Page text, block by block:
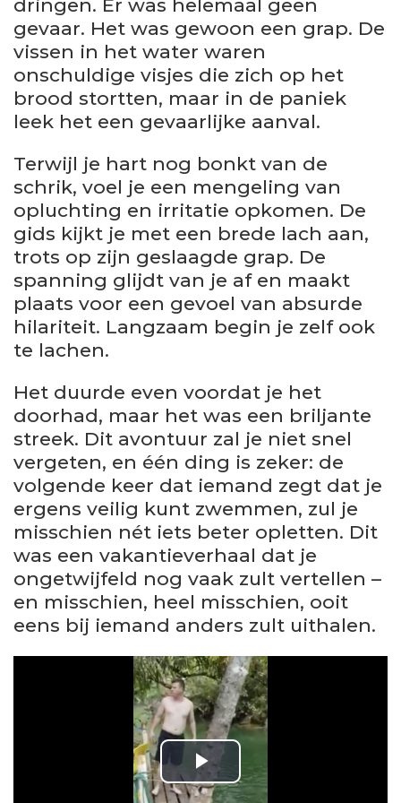
dringen. Er was helemaal geen
gevaar. Het was gewoon een grap. De
vissen in het water waren
onschuldige visjes die zich op het
brood stortten, maar in de paniek
leek het een gevaarlijke aanval.
Terwijl je hart nog bonkt van de
schrik, voel je een mengeling van
opluchting en irritatie opkomen. De
gids kijkt je met een brede lach aan,
trots op zijn geslaagde grap. De
spanning glijdt van je af en maakt
plaats voor een gevoel van absurde
hilariteit. Langzaam begin je zelf ook
te lachen.
Het duurde even voordat je het
doorhad, maar het was een briljante
streek. Dit avontuur zal je niet snel
vergeten, en één ding is zeker: de
volgende keer dat iemand zegt dat je
ergens veilig kunt zwemmen, zul je
misschien nét iets beter opletten. Dit
was een vakantieverhaal dat je
ongetwijfeld nog vaak zult vertellen –
en misschien, heel misschien, ooit
eens bij iemand anders zult uithalen.
P